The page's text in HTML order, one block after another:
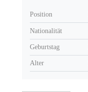
Position
Nationalität
Geburtstag
Alter